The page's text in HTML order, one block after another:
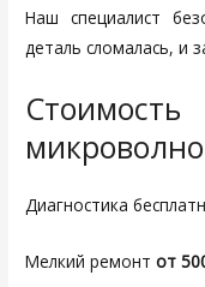
Наш специалист
деталь сломалась, и
Диагностика
Мелкий ремонтот